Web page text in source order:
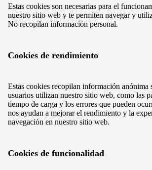
Estas cookies son necesarias para el
nuestro sitio web y te permiten navegar y
No recopilan información personal.
Cookies de rendimiento
Estas cookies recopilan información anónima
usuarios utilizan nuestro sitio web, como las
tiempo de carga y los errores que pueden
nos ayudan a mejorar el rendimiento y la
navegación en nuestro sitio web.
Cookies de funcionalidad